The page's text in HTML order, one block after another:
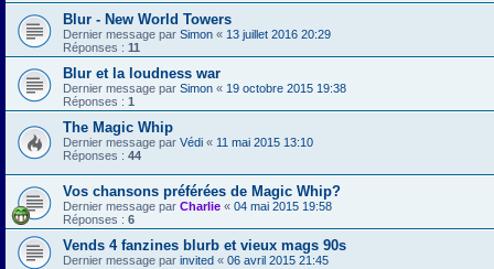
Blur - New World Towers
Dernier message par Simon « 13 juillet 2016 20:29
Réponses : 11
Blur et la loudness war
Dernier message par Simon « 19 octobre 2015 19:38
Réponses : 1
The Magic Whip
Dernier message par Védi « 11 mai 2015 13:10
Réponses : 44
Vos chansons préférées de Magic Whip?
Dernier message par Charlie « 04 mai 2015 19:58
Réponses : 6
Vends 4 fanzines blurb et vieux mags 90s
Dernier message par invited « 06 avril 2015 21:45